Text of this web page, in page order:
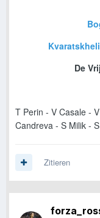
De
T Perin - V Casale -
Candreva - S Milik - S
Zitieren